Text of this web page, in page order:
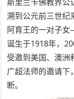
溯到公元前三世纪
阿育王的一对子
诞生于1918年，
受邀到美国、澳洲
广超法师的邀请下
断。